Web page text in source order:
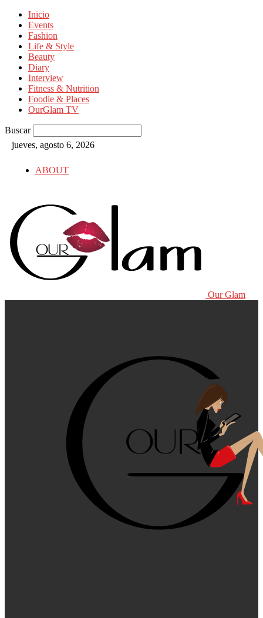
Inicio
Events
Fashion
Life & Style
Beauty
Diary
Interview
Fitness & Nutrition
Foodie & Places
OurGlam TV
Buscar
jueves, agosto 6, 2026
ABOUT
Our Glam